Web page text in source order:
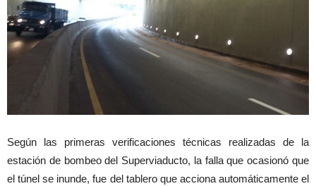
Según las primeras verificaciones técnicas realizadas de la
estación de bombeo del Superviaducto, la falla que ocasionó que
el túnel se inunde, fue del tablero que acciona automáticamente el